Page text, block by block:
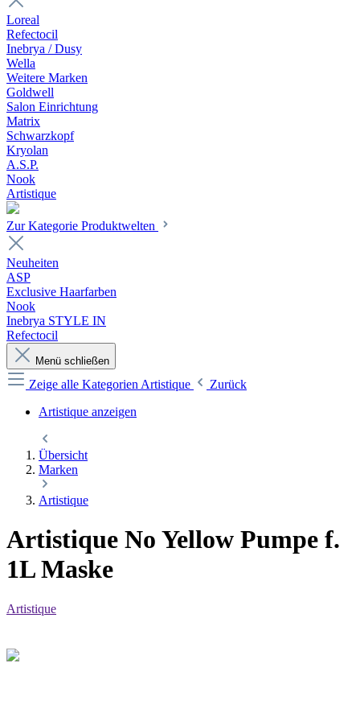
Loreal
Refectocil
Inebrya / Dusy
Wella
Weitere Marken
Goldwell
Salon Einrichtung
Matrix
Schwarzkopf
Kryolan
A.S.P.
Nook
Artistique
Zur Kategorie Produktwelten
Neuheiten
ASP
Exclusive Haarfarben
Nook
Inebrya STYLE IN
Refectocil
Menü schließen
Zeige alle Kategorien Artistique
Zurück
Artistique anzeigen
Übersicht
Marken
Artistique
Artistique No Yellow Pumpe f.
1L Maske
Artistique